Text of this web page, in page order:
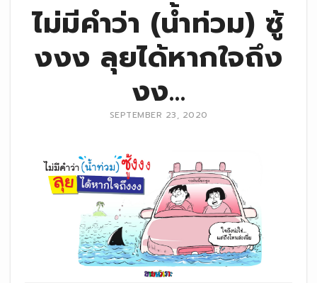
ไม่มีคำว่า (น้ำท่วม) ซู้
งงง ลุยได้หากใจถึง
งง…
SEPTEMBER 23, 2020